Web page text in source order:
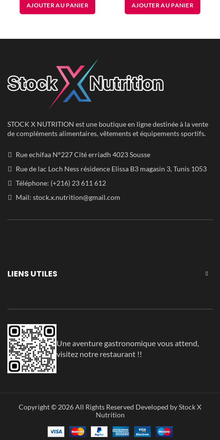
initial
était :
est :
AJOUTER AU PANIER
initial
était :
est :
AJOUTER AU PANIER
STOCK X NUTRITION est une boutique en ligne destinée à la vente
de compléments alimentaires, vêtements et équipements sportifs.
Rue echifaa N°227 Cité erriadh 4023 Sousse
Rue de lac Loch Ness résidence Elissa B3 magasin 3, Tunis 1053
Téléphone: (+216) 23 611 612
Mail: stock.x.nutrition@gmail.com
LIENS UTILES
Une aventure gastronomique vous attend,
visitez notre restaurant !!
Copyright © 2026 All Rights Reserved Developed by Stock X
Nutrition